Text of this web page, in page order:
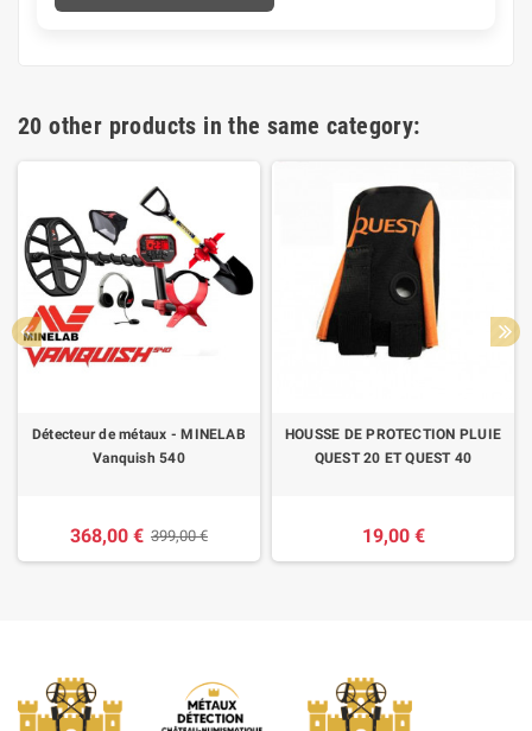
20 other products in the same category:
Détecteur de métaux - MINELAB
Vanquish 540
368,00 € 399,00 €
HOUSSE DE PROTECTION PLUIE
QUEST 20 ET QUEST 40
19,00 €